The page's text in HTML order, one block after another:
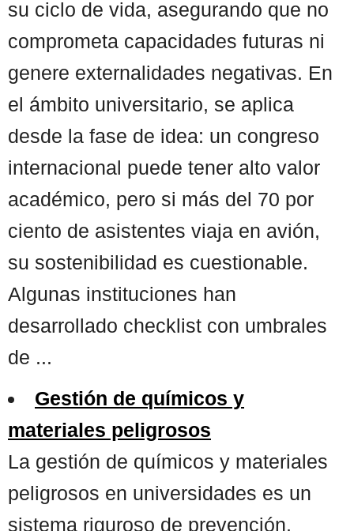
su ciclo de vida, asegurando que no
comprometa capacidades futuras ni
genere externalidades negativas. En
el ámbito universitario, se aplica
desde la fase de idea: un congreso
internacional puede tener alto valor
académico, pero si más del 70 por
ciento de asistentes viaja en avión,
su sostenibilidad es cuestionable.
Algunas instituciones han
desarrollado checklist con umbrales
de ...
Gestión de químicos y
materiales peligrosos
La gestión de químicos y materiales
peligrosos en universidades es un
sistema riguroso de prevención,